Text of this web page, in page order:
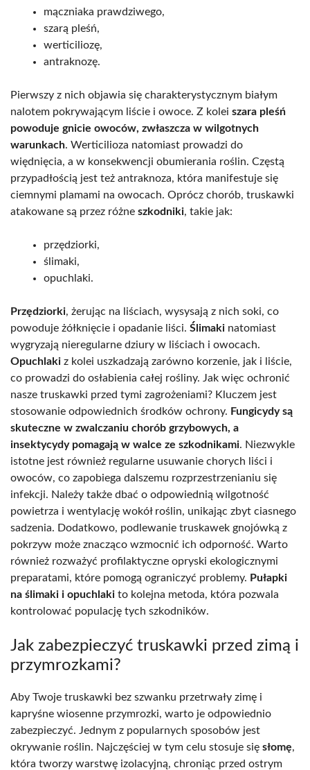
mączniaka prawdziwego,
szarą pleśń,
werticiliozę,
antraknozę.
Pierwszy z nich objawia się charakterystycznym białym
nalotem pokrywającym liście i owoce. Z kolei szara pleśń
powoduje gnicie owoców, zwłaszcza w wilgotnych
warunkach. Werticilioza natomiast prowadzi do
więdnięcia, a w konsekwencji obumierania roślin. Częstą
przypadłością jest też antraknoza, która manifestuje się
ciemnymi plamami na owocach. Oprócz chorób, truskawki
atakowane są przez różne szkodniki, takie jak:
przędziorki,
ślimaki,
opuchlaki.
Przędziorki, żerując na liściach, wysysają z nich soki, co
powoduje żółknięcie i opadanie liści. Ślimaki natomiast
wygryzają nieregularne dziury w liściach i owocach.
Opuchlaki z kolei uszkadzają zarówno korzenie, jak i liście,
co prowadzi do osłabienia całej rośliny. Jak więc ochronić
nasze truskawki przed tymi zagrożeniami? Kluczem jest
stosowanie odpowiednich środków ochrony. Fungicydy są
skuteczne w zwalczaniu chorób grzybowych, a
insektycydy pomagają w walce ze szkodnikami. Niezwykle
istotne jest również regularne usuwanie chorych liści i
owoców, co zapobiega dalszemu rozprzestrzenianiu się
infekcji. Należy także dbać o odpowiednią wilgotność
powietrza i wentylację wokół roślin, unikając zbyt ciasnego
sadzenia. Dodatkowo, podlewanie truskawek gnojówką z
pokrzyw może znacząco wzmocnić ich odporność. Warto
również rozważyć profilaktyczne opryski ekologicznymi
preparatami, które pomogą ograniczyć problemy. Pułapki
na ślimaki i opuchlaki to kolejna metoda, która pozwala
kontrolować populację tych szkodników.
Jak zabezpieczyć truskawki przed zimą i
przymrozkami?
Aby Twoje truskawki bez szwanku przetrwały zimę i
kapryśne wiosenne przymrozki, warto je odpowiednio
zabezpieczyć. Jednym z popularnych sposobów jest
okrywanie roślin. Najczęściej w tym celu stosuje się słomę,
która tworzy warstwę izolacyjną, chroniąc przed ostrym